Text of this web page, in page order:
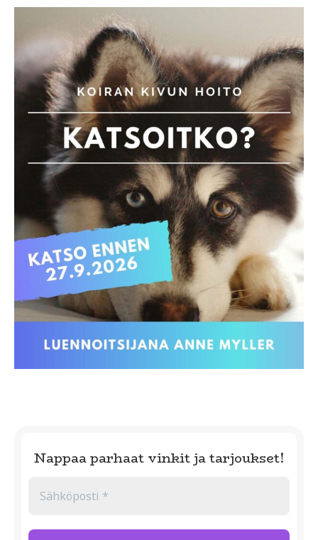
Nappaa parhaat vinkit ja tarjoukset!